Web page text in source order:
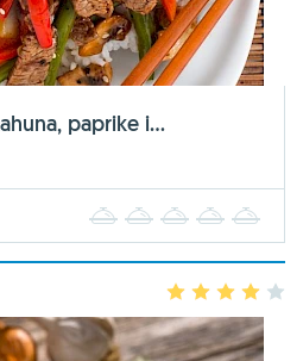
paprike i...
2 3 4
2 3 4